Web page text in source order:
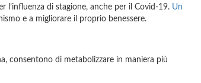
l’influenza di stagione, anche per il Covid-19. Un
e a migliorare il proprio benessere.
consentono di metabolizzare in maniera più